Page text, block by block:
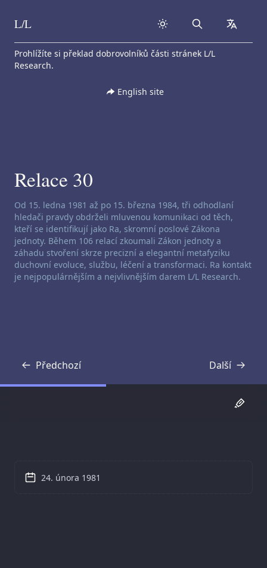
Skip to content
L/L Search
Prohlížíte si překlad dobrovolníků části stránek L/L
Research.
English site
Relace 30
Zřeknutí se odpovědnosti za channeling:
Od 15. ledna 1981 až po 15. března 1984, tři odhodlaní
hledači pravdy obdrželi mluvenou komunikaci od těch,
kteří se identifikují jako Ra, skromní poslové Zákona
jednoty. Během 106 relací zkoumali Zákon jednoty a
záhadu stvoření skrze precizní a elegantní metafyziku
duchovní evoluce, službu, léčení a transformaci. Ra kontakt
je nejpopulárnějším a nejvlivnějším darem L/L Research.
Předchozí
Přepis Další
Přepis
24. února 1981